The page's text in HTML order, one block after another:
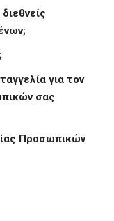
;
για τον
σας
Προσωπικών